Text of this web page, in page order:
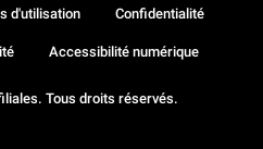
Tous droits réservés.
d'utilisation Confidentialité
Accessibilité numérique